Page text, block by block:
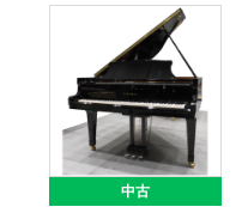
中古